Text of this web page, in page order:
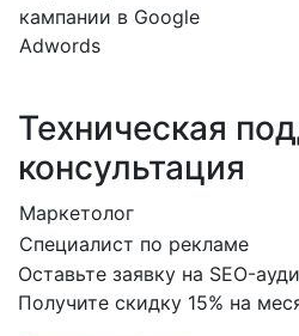
кампании в Google
Adwords
Техническая
консультация
Маркетолог
Специалист по рекламе
Оставьте заявку на SEO-
Получите скидку 15% на